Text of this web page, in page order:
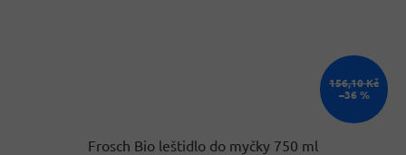
156,10 Kč
–36 %
Frosch Bio leštidlo do myčky 750 ml